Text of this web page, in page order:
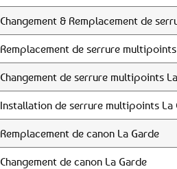
Changement & Remplacement de
Remplacement de serrure
Changement de serrure multipoints
Installation de serrure multipoints La
Remplacement de canon La Garde
Changement de canon La Garde